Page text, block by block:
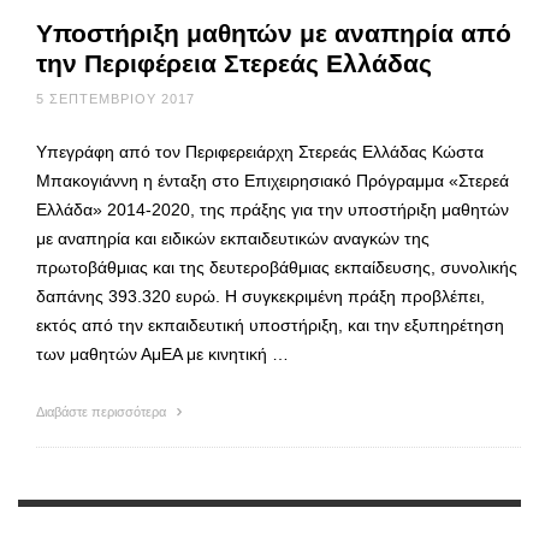
Υποστήριξη μαθητών με αναπηρία από
την Περιφέρεια Στερεάς Ελλάδας
5 ΣΕΠΤΕΜΒΡΊΟΥ 2017
Υπεγράφη από τον Περιφερειάρχη Στερεάς Ελλάδας Κώστα
Μπακογιάννη η ένταξη στο Επιχειρησιακό Πρόγραμμα «Στερεά
Ελλάδα» 2014-2020, της πράξης για την υποστήριξη μαθητών
με αναπηρία και ειδικών εκπαιδευτικών αναγκών της
πρωτοβάθμιας και της δευτεροβάθμιας εκπαίδευσης, συνολικής
δαπάνης 393.320 ευρώ. Η συγκεκριμένη πράξη προβλέπει,
εκτός από την εκπαιδευτική υποστήριξη, και την εξυπηρέτηση
των μαθητών ΑμΕΑ με κινητική …
Διαβάστε περισσότερα